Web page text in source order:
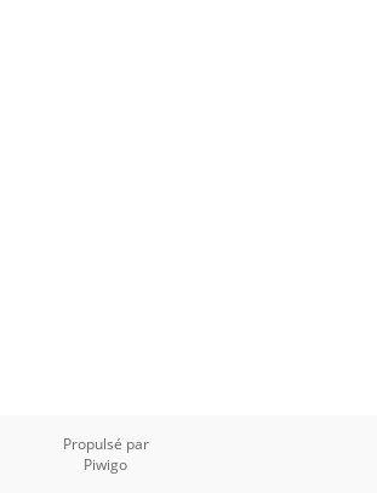
Propulsé par
Piwigo